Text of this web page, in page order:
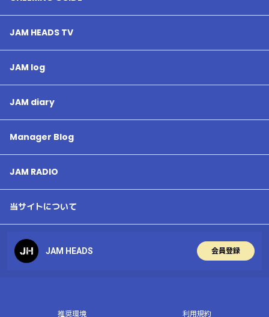
JAM HEADS TV
JAM log
JAM diary
Manager Blog
JAM RADIO
当サイトについて
JAM HEADS 会員登録
推奨環境 利用規約